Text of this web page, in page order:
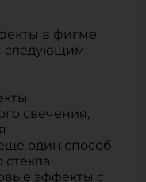
в фигме
следующим
свечения,
один способ
стекла
эффекты с